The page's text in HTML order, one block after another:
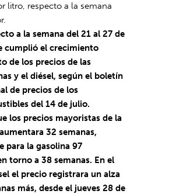
litro, respecto a la semana
a la semana del 21 al 27 de
cumplió el crecimiento
de los precios de las
y el diésel, según el boletín
de precios de los
del14 de julio.
los precios mayoristas de la
32 semanas,
para la gasolina 97
torno a 38 semanas. En el
el precio registrara un alza
más, desde el jueves 28 de